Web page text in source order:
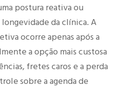
postura reativa ou
da clínica. A
ocorre apenas após a
a opção mais custosa
fretes caros e a perda
sobre a agenda de